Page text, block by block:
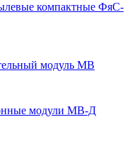
компактные ФяС-
модуль МВ
модули МВ-Д